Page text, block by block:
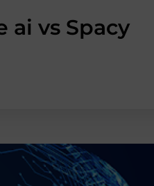
ai vs Spacy